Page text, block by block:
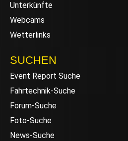
Unterkünfte
Webcams
Wetterlinks
SUCHEN
Event Report Suche
Fahrtechnik-Suche
Forum-Suche
Foto-Suche
News-Suche